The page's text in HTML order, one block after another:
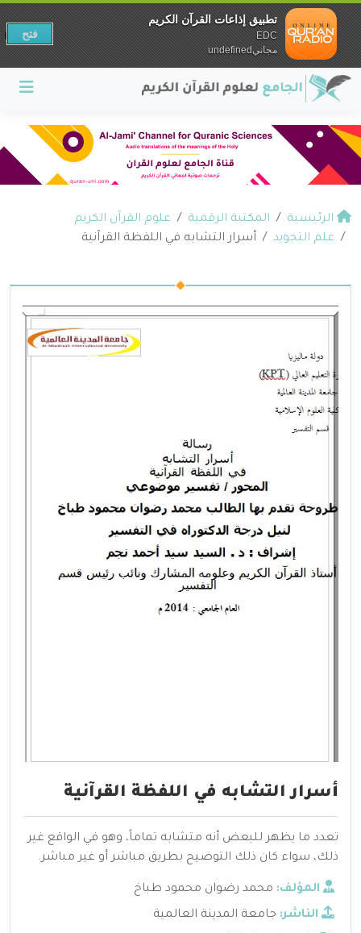
الرئيسية المكتبة الرقمية
علوم القرآن الكريم
علم التجويد
أسرار التشابه في اللفظة القرآنية
أسرار التشابه في اللفظة القرآنية
تعدد ما يظهر للبعض أنه متشابه تماماً، وهو في الواقع غير
ذلك، سواء كان ذلك التوضيح بطريق مباشر أو غير مباشر.
المؤلف: محمد رضوان محمود طباخ
الناشر: جامعة المدينة العالمية
تطبيق إذاعات القرآن الكريم
EDC
مجانيundefined
فتح